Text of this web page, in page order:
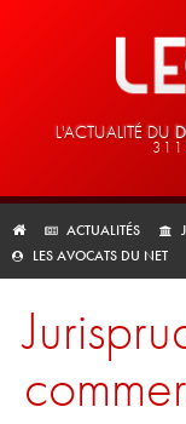
L'ACTUALITÉ DU
ACTUALITÉS
LES AVOCATS DU NET